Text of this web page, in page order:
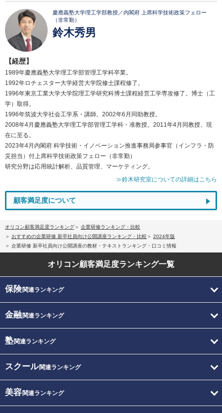
慶應義塾大学理工学部教授／内閣府 上席科学技術政策フェロー
（非常勤）
鈴木秀男
【経歴】
1989年慶應義塾大学理工学部管理工学科卒業。
1992年ロチェスター大学経営大学院修士課程修了。
1996年東京工業大学大学院理工学研究科博士課程経営工学専攻修了。博士（工
学）取得。
1996年筑波大学社会工学系・講師。2002年6月同助教授。
2008年4月慶應義塾大学理工学部管理工学科・准教授。2011年4月同教授、現
在に至る。
2023年4月内閣府 科学技術・イノベーション推進事務局参事官（インフラ・防
災担当）付上席科学技術政策フェロー（非常勤）
研究分野は応用統計解析、品質管理、マーケティング。
≫鈴木研究室についての詳細はこちら
顧客満足度について
オリコン顧客満足度ランキング
企業研修ランキング・比較
おすすめの企業研修 新卒社員向け公開講座ランキング・比較
2024年版
企業研修 新卒社員向け公開講座の教材・テキストランキング・口コミ情報
オリコン顧客満足度ランキング一覧
保険関連ランキング
金融関連ランキング
塾関連ランキング
スクール関連ランキング
美容関連ランキング